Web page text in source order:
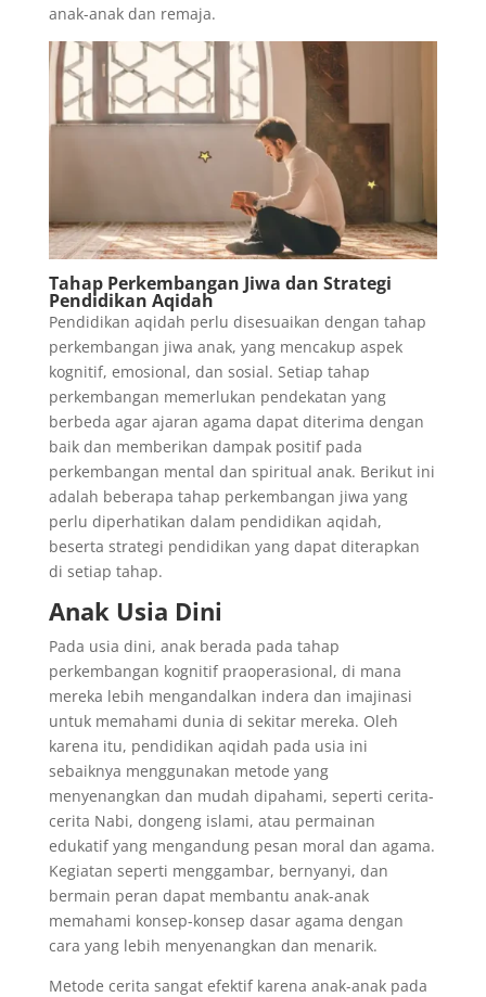
anak-anak dan remaja.
Tahap Perkembangan Jiwa dan Strategi
Pendidikan Aqidah
Pendidikan aqidah perlu disesuaikan dengan tahap
perkembangan jiwa anak, yang mencakup aspek
kognitif, emosional, dan sosial. Setiap tahap
perkembangan memerlukan pendekatan yang
berbeda agar ajaran agama dapat diterima dengan
baik dan memberikan dampak positif pada
perkembangan mental dan spiritual anak. Berikut ini
adalah beberapa tahap perkembangan jiwa yang
perlu diperhatikan dalam pendidikan aqidah,
beserta strategi pendidikan yang dapat diterapkan
di setiap tahap.
Anak Usia Dini
Pada usia dini, anak berada pada tahap
perkembangan kognitif praoperasional, di mana
mereka lebih mengandalkan indera dan imajinasi
untuk memahami dunia di sekitar mereka. Oleh
karena itu, pendidikan aqidah pada usia ini
sebaiknya menggunakan metode yang
menyenangkan dan mudah dipahami, seperti cerita-
cerita Nabi, dongeng islami, atau permainan
edukatif yang mengandung pesan moral dan agama.
Kegiatan seperti menggambar, bernyanyi, dan
bermain peran dapat membantu anak-anak
memahami konsep-konsep dasar agama dengan
cara yang lebih menyenangkan dan menarik.
Metode cerita sangat efektif karena anak-anak pada